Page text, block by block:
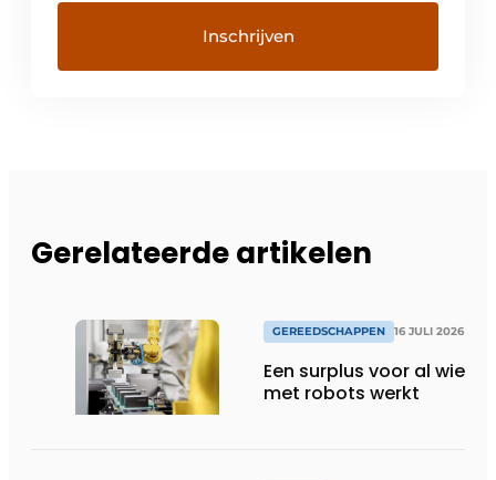
Gerelateerde artikelen
GEREEDSCHAPPEN 16 JULI 2026
Een surplus voor al wie
met robots werkt